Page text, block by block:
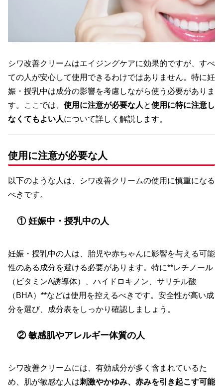
シワ改善クリームはエイジングケアに効果的ですが、すべ
ての人が安心して使用できるわけではありません。特に妊
娠・授乳中は成分の影響を考慮しながら使う必要がありま
す。ここでは、 使用に注意が必要な人 と使用に特に注意し
なくてもよい人について詳しく解説します。
使用に注意が必要な人
以下のような人は、シワ改善クリームの使用に慎重になる
べきです。
① 妊娠中・授乳中の人
妊娠・授乳中の人は、胎児や赤ちゃんに影響を与える可能
性のある成分を避ける必要があります。特に**レチノール
（ビタミンA誘導体）、ハイドロキノン、サリチル酸
（BHA）**などは使用を控えるべきです。安全性が高い成
分を選び、成分表をしっかり確認しましょう。
② 敏感肌やアレルギー体質の人
シワ改善クリームには、有効成分が多く含まれているた
め、肌が敏感な人は刺激やかゆみ、赤みを引き起こす可能